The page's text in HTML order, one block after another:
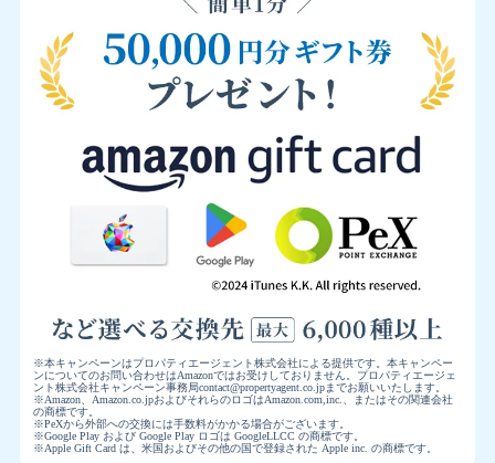
※本キャンペーンはプロパティエージェント株式会社による提供です。本キャンペー
ンについてのお問い合わせはAmazonではお受けしておりません。プロパティエージェ
ント株式会社キャンペーン事務局contact@propertyagent.co.jpまでお願いいたします。
※Amazon、Amazon.co.jpおよびそれらのロゴはAmazon.com,inc.、またはその関連会社
の商標です。
※PeXから外部への交換には手数料がかかる場合がございます。
※Google Play および Google Play ロゴは GoogleLLCC の商標です。
※Apple Gift Card は、米国およびその他の国で登録された Apple inc. の商標です。